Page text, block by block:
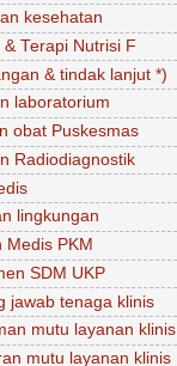
kesehatan
Terapi Nutrisi F
& tindak lanjut *)
laboratorium
obat Puskesmas
Radiodiagnostik
lingkungan
Medis PKM
SDM UKP
jawab tenaga klinis
mutu layanan klinis
mutu layanan klinis